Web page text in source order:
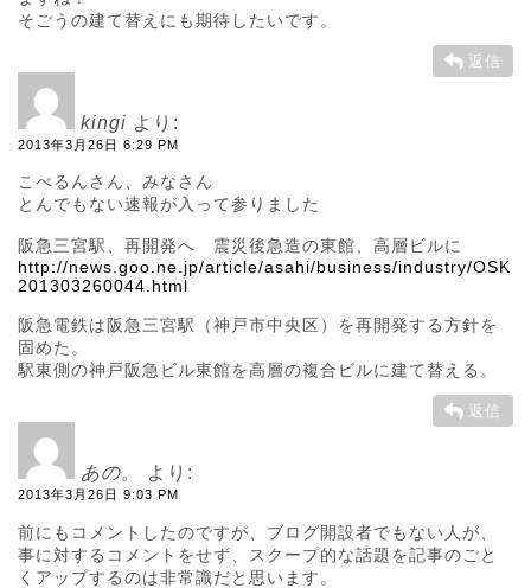
そごうの建て替えにも期待したいです。
返信
kingi より:
2013年3月26日 6:29 PM
こべるんさん、みなさん
とんでもない速報が入って参りました
阪急三宮駅、再開発へ 震災後急造の東館、高層ビルに
http://news.goo.ne.jp/article/asahi/business/industry/OSK
201303260044.html
阪急電鉄は阪急三宮駅（神戸市中央区）を再開発する方針を
固めた。
駅東側の神戸阪急ビル東館を高層の複合ビルに建て替える。
返信
あの。 より:
2013年3月26日 9:03 PM
前にもコメントしたのですが、ブログ開設者でもない人が、
事に対するコメントをせず、スクープ的な話題を記事のごと
くアップするのは非常識だと思います。